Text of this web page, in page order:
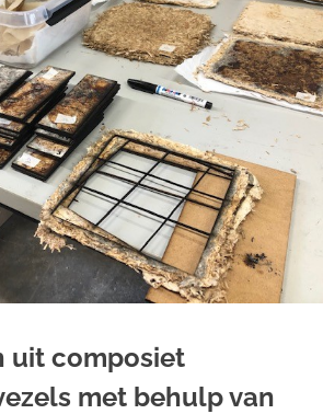
uit composiet
met behulp van